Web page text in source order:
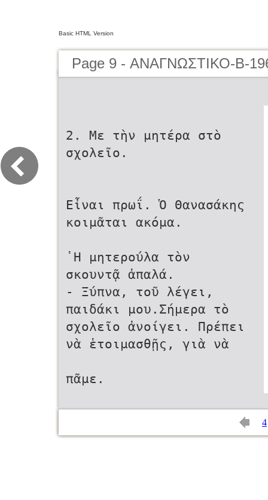
Basic HTML Version
Page 9 - ΑΝΑΓΝΩΣΤΙΚΟ-Β-
2. Με τὴν μητέρα στὸ
σχολεῖο.
Εἶναι πρωΐ. Ὁ Θανασάκης
κοιμᾶται ακόμα.
῾Η μητερούλα τὸν
σκουντᾷ ἁπαλά.
- Ξύπνα, τοῦ λέγει,
παιδάκι μου.Σήμερα τὸ
σχολεῖο ἀνοίγει. Πρέπει
νὰ ἑτοιμασθῇς, γιὰ νὰ
πᾶμε.
4